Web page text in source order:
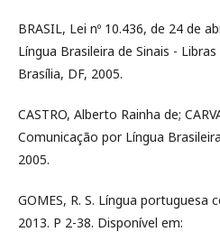
BRASIL, Lei nº 10.436, de 24 de
Língua Brasileira de Sinais -
Brasília, DF, 2005.
CASTRO, Alberto Rainha de;
Comunicação por Língua
2005.
GOMES, R. S. Língua portuguesa
2013. P 2-38. Disponível em: